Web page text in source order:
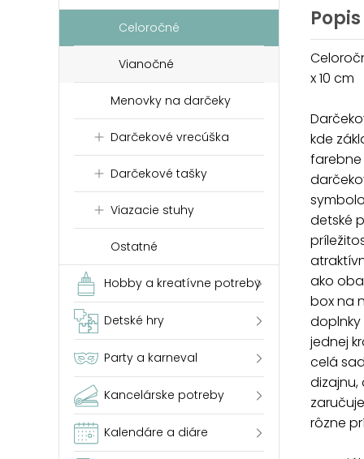
Celoročné
Vianočné
Menovky na darčeky
Darčekové vrecúška
Darčekové tašky
Viazacie stuhy
Ostatné
Hobby a kreatívne potreby
Detské hry
Party a karneval
Kancelárske potreby
Kalendáre a diáre
x 10 cm
kde
farebne
detské
ako
box na
jednej
celá
dizajnu,
rôzne